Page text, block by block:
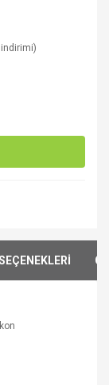
indirimi)